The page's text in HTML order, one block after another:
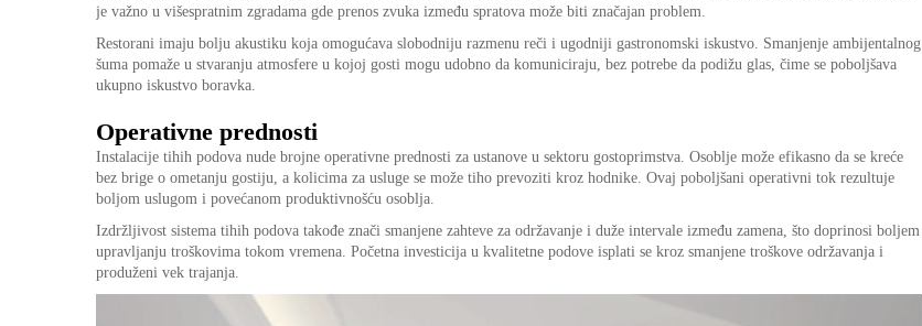
je važno u višespratnim zgradama gde prenos zvuka između spratova može biti značajan problem.
Restorani imaju bolju akustiku koja omogućava slobodniju razmenu reči i ugodniji gastronomski iskustvo. Smanjenje ambijentalnog
šuma pomaže u stvaranju atmosfere u kojoj gosti mogu udobno da komuniciraju, bez potrebe da podižu glas, čime se poboljšava
ukupno iskustvo boravka.
Operativne prednosti
Instalacije tihih podova nude brojne operativne prednosti za ustanove u sektoru gostoprimstva. Osoblje može efikasno da se kreće
bez brige o ometanju gostiju, a kolicima za usluge se može tiho prevoziti kroz hodnike. Ovaj poboljšani operativni tok rezultuje
boljom uslugom i povećanom produktivnošću osoblja.
Izdržljivost sistema tihih podova takođe znači smanjene zahteve za održavanje i duže intervale između zamena, što doprinosi boljem
upravljanju troškovima tokom vremena. Početna investicija u kvalitetne podove isplati se kroz smanjene troškove održavanja i
produženi vek trajanja.